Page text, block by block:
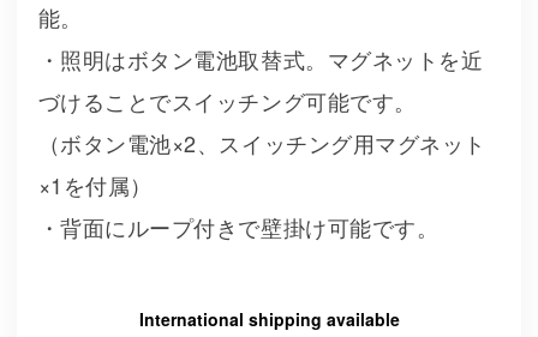
能。
・照明はボタン電池取替式。マグネットを近
づけることでスイッチング可能です。
（ボタン電池×2、スイッチング用マグネット
×1を付属）
・背面にループ付きで壁掛け可能です。
International shipping available